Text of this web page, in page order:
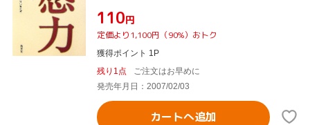
¥110円
定価より1,100円（90%）おトク
獲得ポイント 1P
残り1点
ご注文はお早めに
発売年月日：2007/02/03
カートへ追加